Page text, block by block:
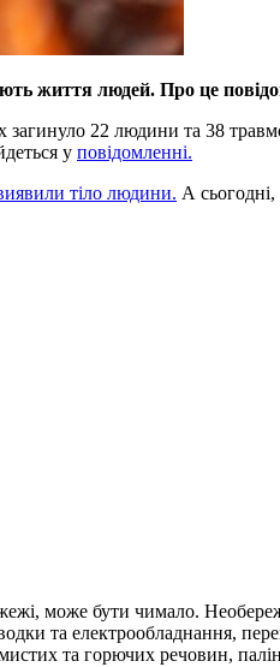
життя людей. Про це
22 людини та 38
у повідомленні.
тіло людини. А
може бути чимало.
та електрообладнання,
та горючих речовин,